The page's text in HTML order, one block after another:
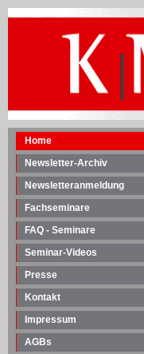
Home
Newsletter-Archiv
Newsletteranmeldung
Fachseminare
FAQ - Seminare
Seminar-Videos
Presse
Kontakt
Impressum
AGBs